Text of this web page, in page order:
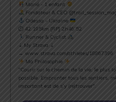
Marié - 1 enfant
Fondateur & CEO
Odessa - Ukraine
⏱ 42.195km [RP] 2h46’52
Runner & Cyclist
⇣ My Strava ⇣
→ www.strava.com/athletes/18867396
Ma Philosophie
"Courir sur le chemin de la vie, le plus
possible. Emprunter tous les sentiers,
important est de s’y (re)trouver".